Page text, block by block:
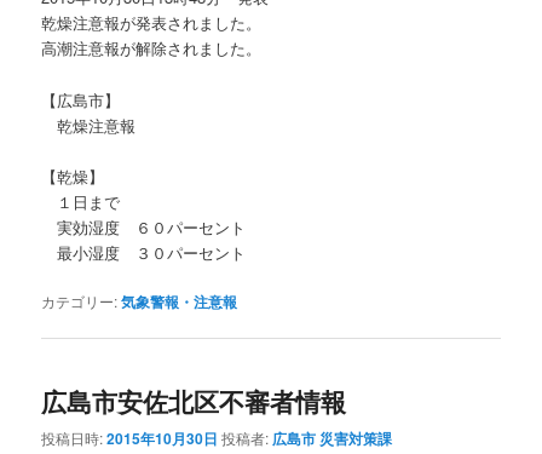
乾燥注意報が発表されました。
高潮注意報が解除されました。
【広島市】
乾燥注意報
【乾燥】
１日まで
実効湿度 ６０パーセント
最小湿度 ３０パーセント
カテゴリー:気象警報・注意報
広島市安佐北区不審者情報
投稿日時:2015年10月30日 投稿者: 広島市 災害対策課